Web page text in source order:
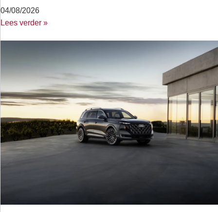
04/08/2026
Lees verder »